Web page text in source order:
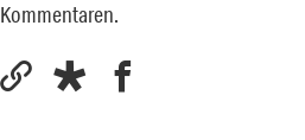
Kommentaren.